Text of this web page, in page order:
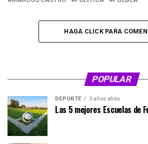
HAGA CLICK PARA
POPULAR
DEPORTE 3 años atrás
Las 5 mejores Escuelas de